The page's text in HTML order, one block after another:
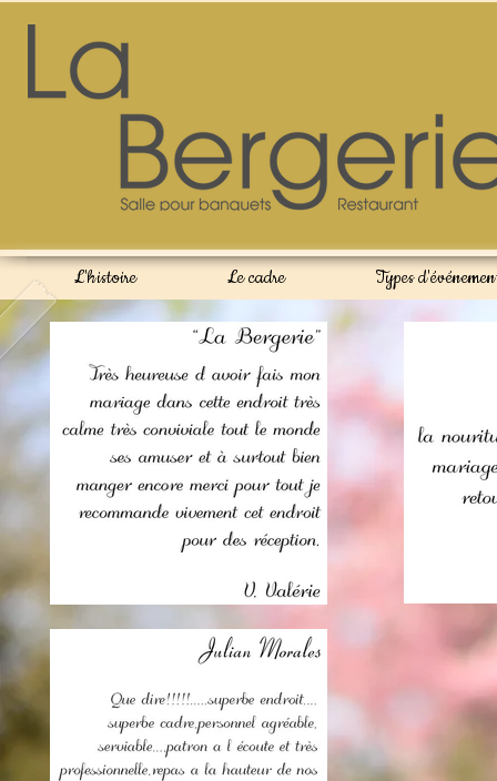
L'histoire Le cadre Types